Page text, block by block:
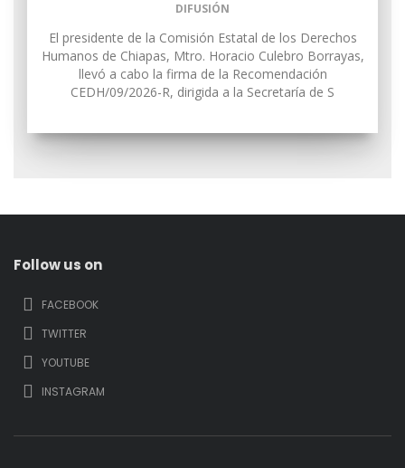
DIFUSIÓN
El presidente de la Comisión Estatal de los Derechos
Humanos de Chiapas, Mtro. Horacio Culebro Borrayas,
llevó a cabo la firma de la Recomendación
CEDH/09/2026-R, dirigida a la Secretaría de S
Follow us on
FACEBOOK
TWITTER
YOUTUBE
INSTAGRAM